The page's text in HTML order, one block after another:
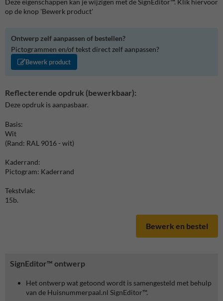
SignEditor™ ontwerp
Het ontwerp wat getoond wordt is samengesteld met behulp
van de Huisnummerpaal.nl SignEditor™.
op de knop 'Bewerk product'
Ontwerp zelf aanpassen of bestellen?
Pictogrammen en/of tekst direct zelf aanpassen?
Bewerk product
Reflecterende opdruk (bewerkbaar):
Deze opdruk is aanpasbaar.
Basis:
Wit
(Rand: RAL 9016 - wit)
Kaderrand:
Pictogram: Kaderrand
Tekstvlak:
15b.
Bewerk en bestel